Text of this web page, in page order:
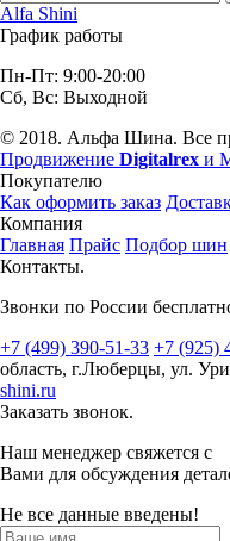
Alfa Shini
График работы
Пн-Пт: 9:00-20:00
Сб, Вс: Выходной
© 2018. Альфа Шина. Все
Продвижение Digitalrex и
Покупателю
Как оформить заказ
Компания
Главная Прайс Подбор шин
Контакты.
Звонки по России
+7 (499) 390-51-33 +7 (925)
область, г.Люберцы, ул.
shini.ru
Заказать звонок.
Наш менеджер свяжется с
Вами для обсуждения
Не все данные введены!